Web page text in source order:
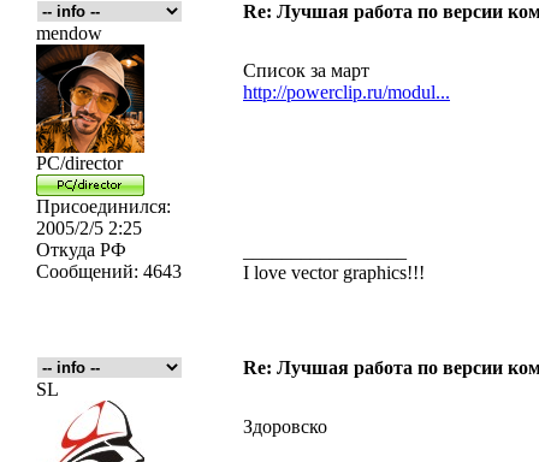
Re: Лучшая работа по версии
mendow
PC/director
Присоединился:
2005/2/5 2:25
Откуда РФ
Сообщений: 4643
Список за март
http://powerclip.ru/modul...
I love vector graphics!!!
Re: Лучшая работа по версии
SL
Здоровско